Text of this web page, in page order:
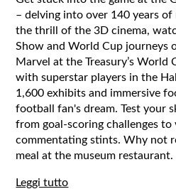
– delving into over 140 years of
the thrill of the 3D cinema,
Show and World Cup journeys
Marvel at the Treasury’s World
with superstar players in the
1,600 exhibits and immersive
football fan's dream. Test your
from goal-scoring challenges to
commentating stints. Why not
meal at the museum restaurant.
Leggi tutto